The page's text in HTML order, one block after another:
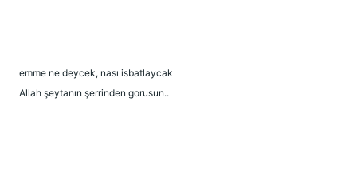
emme ne deycek, nası isbatlaycak
Allah şeytanın şerrinden gorusun..